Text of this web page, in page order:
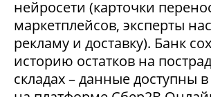
нейросети (карточки
маркетплейсов, эксперты
рекламу и доставку). Банк
историю остатков на
складах – данные доступны в